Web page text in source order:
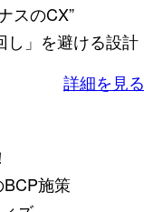
スのCX”
し」を避ける設計
詳細を見る
BCP施策